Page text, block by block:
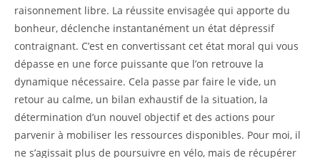
raisonnement libre. La réussite envisagée qui apporte du
bonheur, déclenche instantanément un état dépressif
contraignant. C’est en convertissant cet état moral qui vous
dépasse en une force puissante que l’on retrouve la
dynamique nécessaire. Cela passe par faire le vide, un
retour au calme, un bilan exhaustif de la situation, la
détermination d’un nouvel objectif et des actions pour
parvenir à mobiliser les ressources disponibles. Pour moi, il
ne s’agissait plus de poursuivre en vélo, mais de récupérer